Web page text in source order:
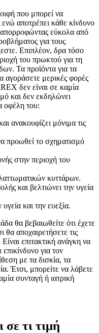
που μπορεί να
ενώ αποτρέπει κάθε κίνδυνο
εύκολα από
για τους
Επιπλέον, δρα τόσο
του πρωκτού για τη
Τα προϊόντα για τα
αγοράσετε μερικές φορές
δεν είναι σε καμία
και δεν εκδηλώνει
οφέλη του:
ανακουφίζει μόνιμα τις
προωθεί το σχηματισμό
στην περιοχή του
κυττάρων.
και βελτιώνει την υγεία
και την ευεξία.
θα βεβαιωθείτε ότι έχετε
θα αποχαιρετήσετε τις
επιτακτική ανάγκη να
για τον
με τα δισκία, τα
Έτσι, μπορείτε να λάβετε
συνταγή ή ιατρική
τι τιμή